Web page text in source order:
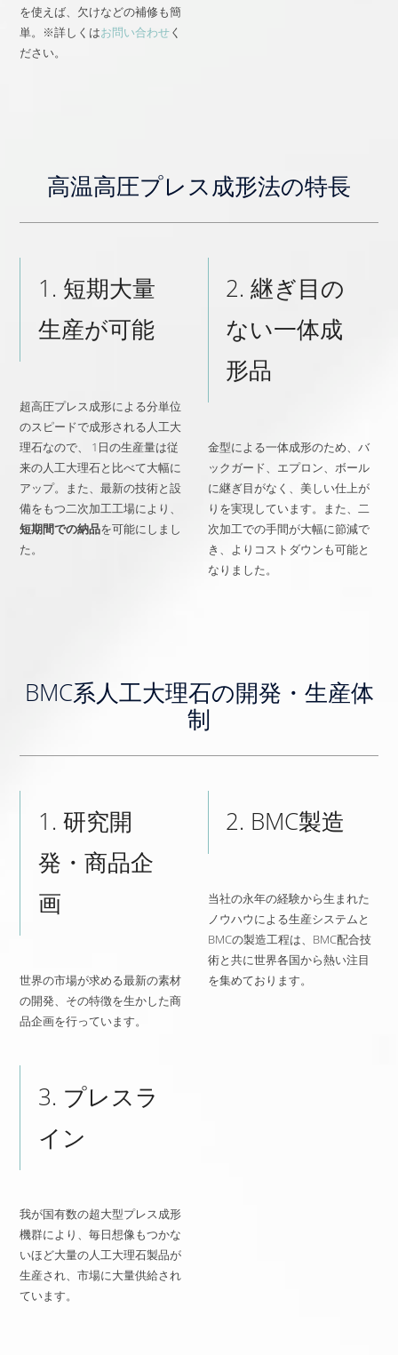
を使えば、欠けなどの補修も簡
単。※詳しくはお問い合わせく
ださい。
高温高圧プレス成形法の特長
1. 短期大量
生産が可能
超高圧プレス成形による分単位
のスピードで成形される人工大
理石なので、 1日の生産量は従
来の人工大理石と比べて大幅に
アップ。また、最新の技術と設
備をもつ二次加工工場により、
短期間での納品を可能にしまし
た。
2. 継ぎ目の
ない一体成
形品
金型による一体成形のため、バ
ックガード、エプロン、ボール
に継ぎ目がなく、美しい仕上が
りを実現しています。また、二
次加工での手間が大幅に節減で
き、よりコストダウンも可能と
なりました。
BMC系人工大理石の開発・生産体
制
1. 研究開
発・商品企
画
世界の市場が求める最新の素材
の開発、その特徴を生かした商
品企画を行っています。
2. BMC製造
当社の永年の経験から生まれた
ノウハウによる生産システムと
BMCの製造工程は、BMC配合技
術と共に世界各国から熱い注目
を集めております。
3. プレスラ
イン
我が国有数の超大型プレス成形
機群により、毎日想像もつかな
いほど大量の人工大理石製品が
生産され、市場に大量供給され
ています。